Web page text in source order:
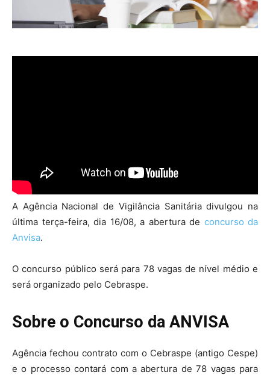
A Agência Nacional de Vigilância Sanitária divulgou na
última terça-feira, dia 16/08, a abertura de concurso da
Anvisa.
O concurso público será para 78 vagas de nível médio e
será organizado pelo Cebraspe.
Sobre o Concurso da ANVISA
Agência fechou contrato com o Cebraspe (antigo Cespe)
e o processo contará com a abertura de 78 vagas para